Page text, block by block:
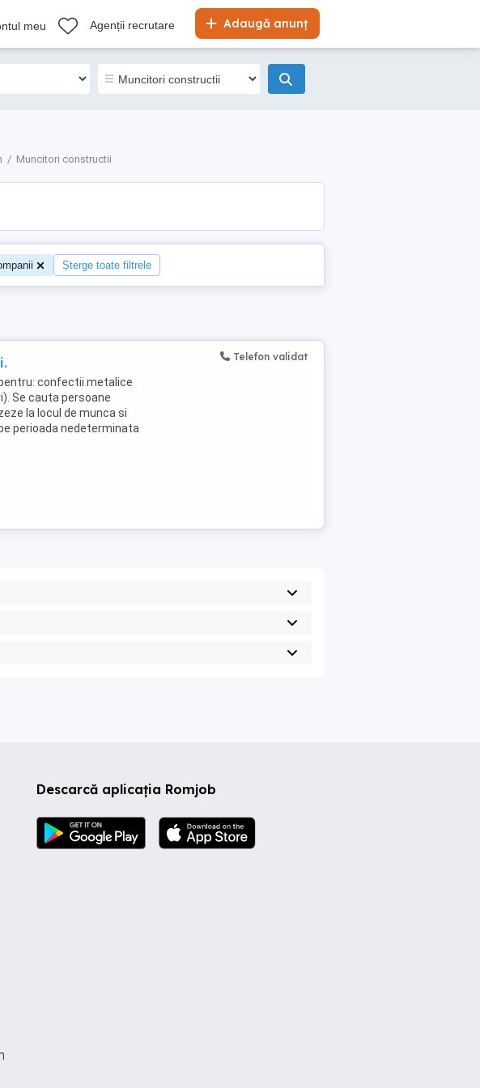
Adaugă anunț
meu Agenții recrutare
Muncitori constructii
Șterge toate filtrele
confectii metalice
Se cauta persoane
la locul de munca si
perioada nedeterminata
Telefon validat
Descarcă aplicația Romjob